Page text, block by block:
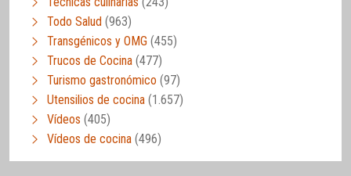
Todo Salud (963)
Transgénicos y OMG (455)
Trucos de Cocina (477)
Turismo gastronómico (97)
Utensilios de cocina (1.657)
Vídeos (405)
Vídeos de cocina (496)